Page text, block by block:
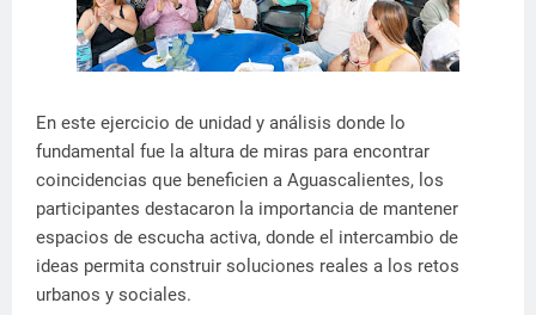
En este ejercicio de unidad y análisis donde lo
fundamental fue la altura de miras para encontrar
coincidencias que beneficien a Aguascalientes, los
participantes destacaron la importancia de mantener
espacios de escucha activa, donde el intercambio de
ideas permita construir soluciones reales a los retos
urbanos y sociales.